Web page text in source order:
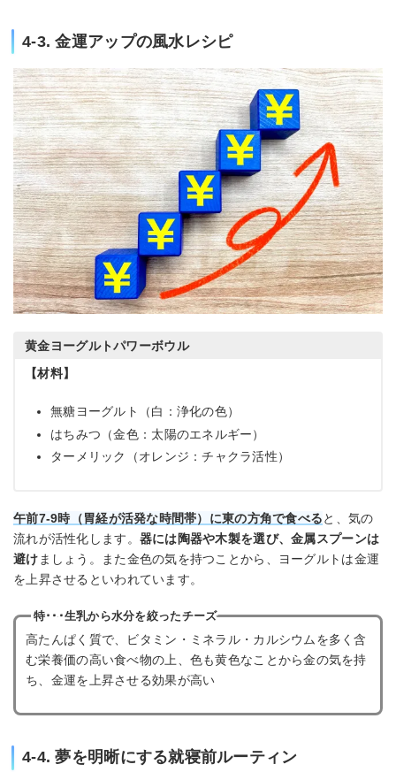
4-3. 金運アップの風水レシピ
黄金ヨーグルトパワーボウル
【材料】
無糖ヨーグルト（白：浄化の色）
はちみつ（金色：太陽のエネルギー）
ターメリック（オレンジ：チャクラ活性）
午前7-9時（胃経が活発な時間帯）に東の方角で食べると、気の
流れが活性化します。 器には陶器や木製を選び、金属スプーンは
避けましょう。また金色の気を持つことから、ヨーグルトは金運
を上昇させるといわれています。
特･･･生乳から水分を絞ったチーズ
高たんぱく質で、ビタミン・ミネラル・カルシウムを多く含
む栄養価の高い食べ物の上、色も黄色なことから金の気を持
ち、金運を上昇させる効果が高い
4-4. 夢を明晰にする就寝前ルーティン